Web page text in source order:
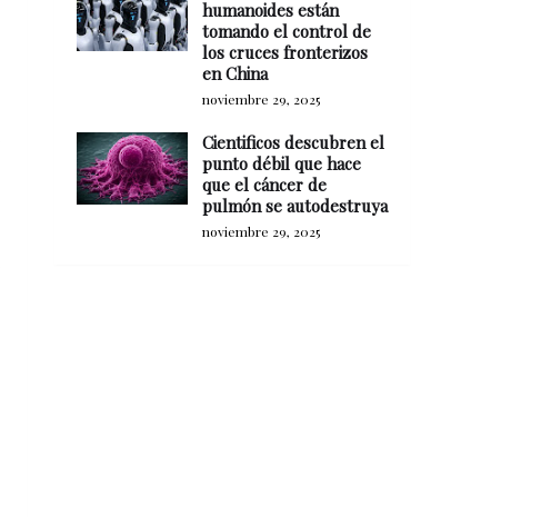
humanoides están
tomando el control de
los cruces fronterizos
en China
noviembre 29, 2025
Cientificos descubren el
punto débil que hace
que el cáncer de
pulmón se autodestruya
noviembre 29, 2025